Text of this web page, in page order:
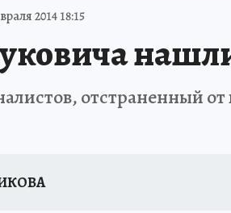
СЕБЕ2014 18:15
отстраненный от